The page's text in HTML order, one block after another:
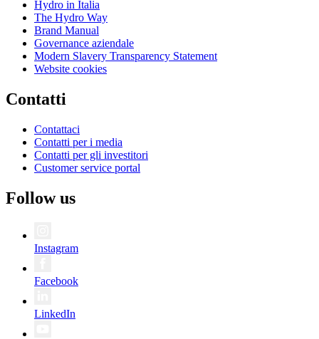
Hydro in Italia
The Hydro Way
Brand Manual
Governance aziendale
Modern Slavery Transparency Statement
Website cookies
Contatti
Contattaci
Contatti per i media
Contatti per gli investitori
Customer service portal
Follow us
Instagram
Facebook
LinkedIn